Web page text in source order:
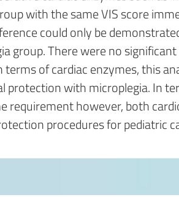
with the same VIS score
could only be
group. There were no
terms of cardiac enzymes, this
protection with microplegia. In
requirement however, both
procedures for pediatric